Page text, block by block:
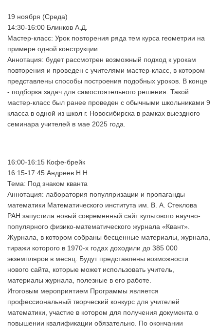
19 ноября (Среда)
14:30-16:00 Блинков А.Д.
Мастер-класс: Урок повторения ряда тем курса геометрии на
примере одной конструкции.
Аннотация: будет рассмотрен возможный подход к урокам
повторения и проведен с учителями мастер-класс, в котором
представлены способы построения подобных уроков. В конце
- подборка задач для самостоятельного решения. Такой
мастер-класс был ранее проведен с обычными школьниками 9
класса в одной из школ г. Новосибирска в рамках выездного
семинара учителей в мае 2025 года.
16:00-16:15 Кофе-брейк
16:15-17:45 Андреев Н.Н.
Тема: Под знаком кванта
Аннотация: лаборатория популяризации и пропаганды
математики Математического института им. В. А. Стеклова
РАН запустила новый современный сайт культового научно-
популярного физико-математического журнала «Квант».
Журнала, в котором собраны бесценные материалы, журнала,
тиражи которого в 1970-х годах доходили до 385 000
экземпляров в месяц. Будут представлены возможности
нового сайта, которые может использовать учитель,
материалы журнала, полезные в его работе.
Итоговым мероприятием Программы является
профессиональный творческий конкурс для учителей
математики, участие в котором для получения документа о
повышении квалификации обязательно. По окончании